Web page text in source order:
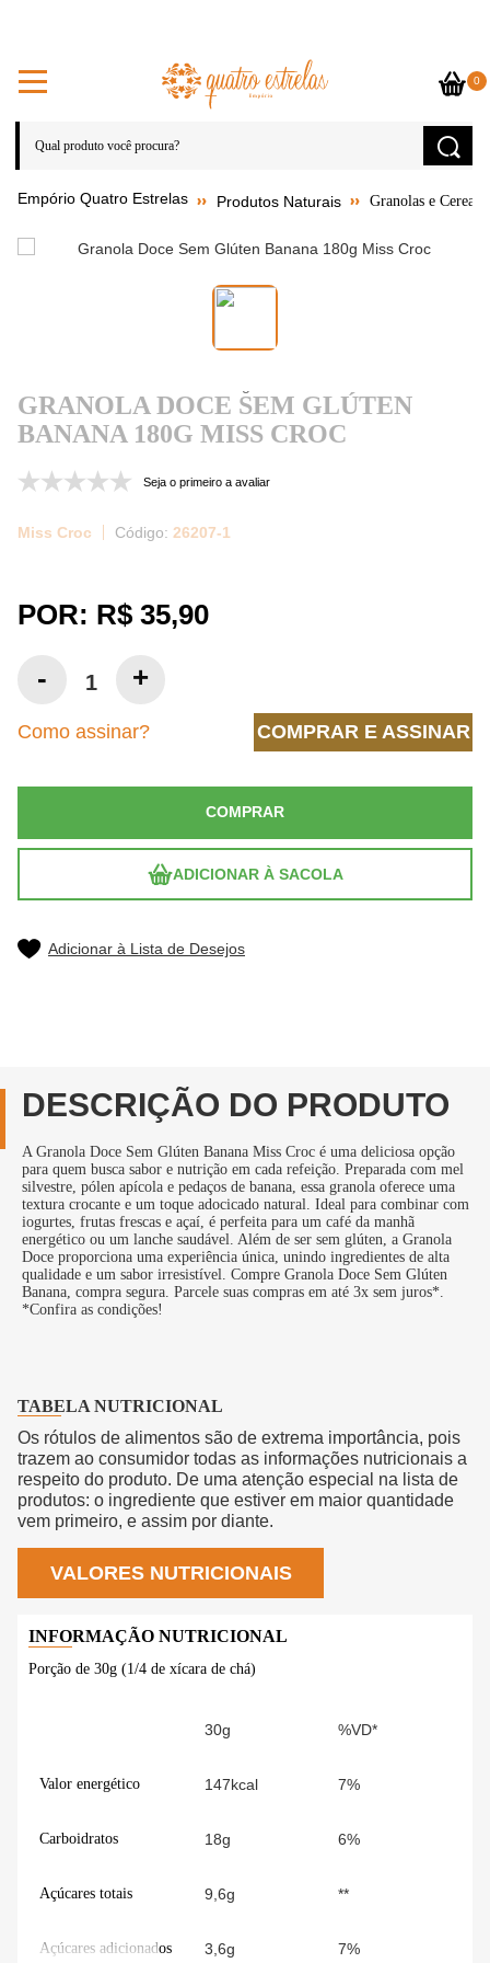
0
Produtos Naturais Granolas e Cereais
GRANOLA DOCE SEM GLÚTEN
BANANA 180G MISS CROC
Seja o primeiro a avaliar
Miss Croc 26207-1
POR: R$ 35,90
COMPRAR
ADICIONAR À SACOLA
Como assinar? COMPRAR E ASSINAR
Adicionar à Lista de Desejos
DESCRIÇÃO DO PRODUTO
A Granola Doce Sem Glúten Banana Miss Croc é uma deliciosa opção
para quem busca sabor e nutrição em cada refeição. Preparada com mel
silvestre, pólen apícola e pedaços de banana, essa granola oferece uma
textura crocante e um toque adocicado natural. Ideal para combinar com
iogurtes, frutas frescas e açaí, é perfeita para um café da manhã
energético ou um lanche saudável. Além de ser sem glúten, a Granola
Doce proporciona uma experiência única, unindo ingredientes de alta
qualidade e um sabor irresistível. Compre Granola Doce Sem Glúten
Banana, compra segura. Parcele suas compras em até 3x sem juros*.
*Confira as condições!
TABELA NUTRICIONAL
Os rótulos de alimentos são de extrema importância, pois
trazem ao consumidor todas as informações nutricionais a
respeito do produto. De uma atenção especial na lista de
produtos: o ingrediente que estiver em maior quantidade
vem primeiro, e assim por diante.
VALORES NUTRICIONAIS
Porção de 30g (1/4 de xícara de chá)
30g %VD*
Valor energético 147kcal 7%
Carboidratos 18g 6%
Açúcares totais 9,6g **
Açúcares adicionados 3,6g 7%